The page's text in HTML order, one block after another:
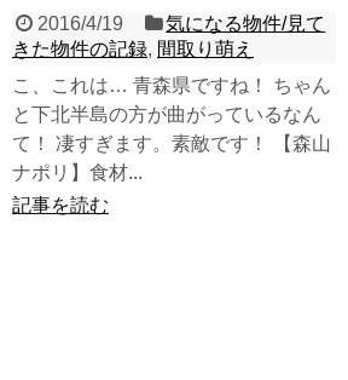
2016/4/19
気になる物件/見て
きた物件の記録, 間取り萌え
こ、これは… 青森県ですね！ ちゃん
と下北半島の方が曲がっているなん
て！ 凄すぎます。素敵です！ 【森山
ナポリ】食材...
記事を読む